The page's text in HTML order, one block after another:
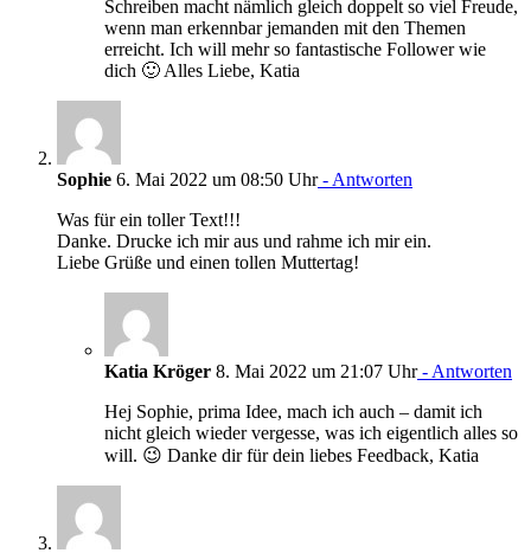
Schreiben macht nämlich gleich doppelt so viel Freude,
wenn man erkennbar jemanden mit den Themen
erreicht. Ich will mehr so fantastische Follower wie
dich 🙂 Alles Liebe, Katia
Sophie 6. Mai 2022 um 08:50 Uhr- Antworten
Was für ein toller Text!!!
Danke. Drucke ich mir aus und rahme ich mir ein.
Liebe Grüße und einen tollen Muttertag!
Katia Kröger 8. Mai 2022 um 21:07 Uhr- Antworten
Hej Sophie, prima Idee, mach ich auch – damit ich
nicht gleich wieder vergesse, was ich eigentlich alles so
will. 😉 Danke dir für dein liebes Feedback, Katia